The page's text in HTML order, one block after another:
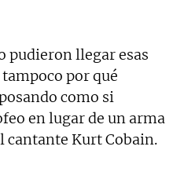
pudieron llegar esas
por qué
como si
en lugar de un arma
cantante Kurt Cobain.